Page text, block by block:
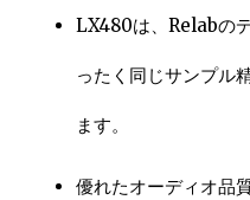
LX480は、Relabの
ったく同じサンプル
ます。
優れたオーディオ品質